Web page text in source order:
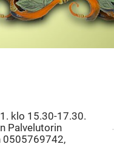
klo 15.30-17.30.
Palvelutorin
0505769742,